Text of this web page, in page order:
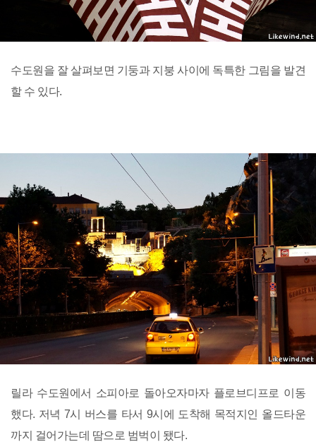
수도원을 잘 살펴보면 기둥과 지붕 사이에 독특한 그림을 발견
할 수 있다.
릴라 수도원에서 소피아로 돌아오자마자 플로브디프로 이동
했다. 저녁 7시 버스를 타서 9시에 도착해 목적지인 올드타운
까지 걸어가는데 땀으로 범벅이 됐다.